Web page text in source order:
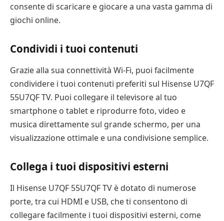
consente di scaricare e giocare a una vasta gamma di
giochi online.
Condividi i tuoi contenuti
Grazie alla sua connettività Wi-Fi, puoi facilmente
condividere i tuoi contenuti preferiti sul Hisense U7QF
55U7QF TV. Puoi collegare il televisore al tuo
smartphone o tablet e riprodurre foto, video e
musica direttamente sul grande schermo, per una
visualizzazione ottimale e una condivisione semplice.
Collega i tuoi dispositivi esterni
Il Hisense U7QF 55U7QF TV è dotato di numerose
porte, tra cui HDMI e USB, che ti consentono di
collegare facilmente i tuoi dispositivi esterni, come